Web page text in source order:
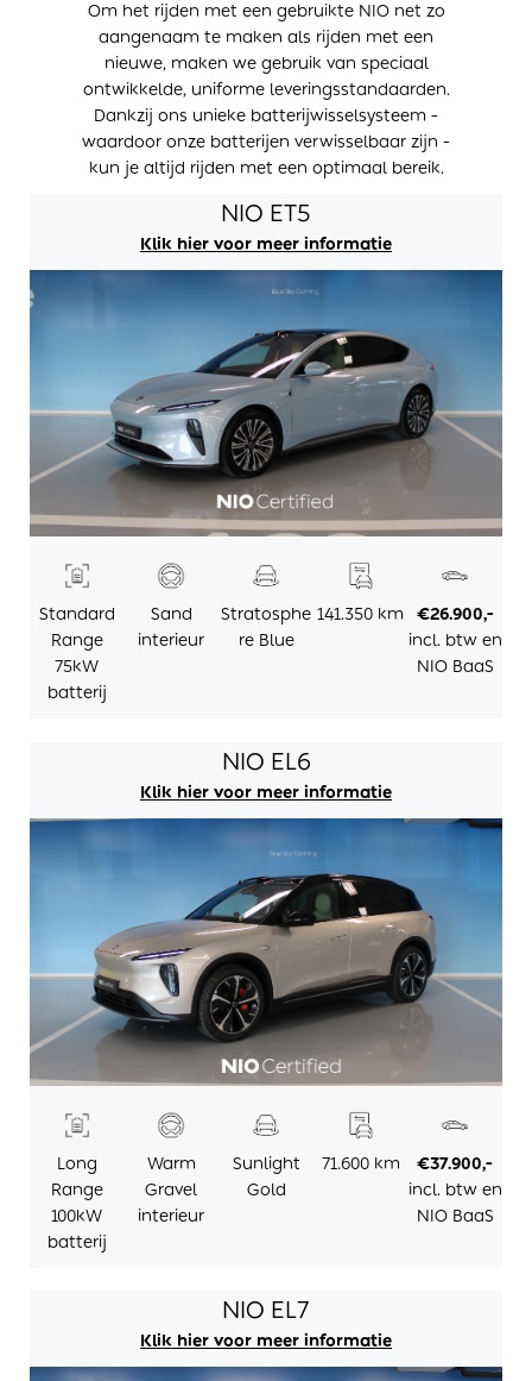
Om het rijden met een gebruikte NIO net zo
aangenaam te maken als rijden met een
nieuwe, maken we gebruik van speciaal
ontwikkelde, uniforme leveringsstandaarden.
Dankzij ons unieke batterijwisselsysteem -
waardoor onze batterijen verwisselbaar zijn -
kun je altijd rijden met een optimaal bereik.
NIO ET5
Klik hier voor meer informatie
Standard
Range
75kW
batterij
Sand
interieur
Stratosphe
re Blue
141.350 km
€26.900,-
incl. btw en
NIO BaaS
NIO EL6
Klik hier voor meer informatie
Long
Range
100kW
batterij
Warm
Gravel
interieur
Sunlight
Gold
71.600 km
€37.900,-
incl. btw en
NIO BaaS
NIO EL7
Klik hier voor meer informatie